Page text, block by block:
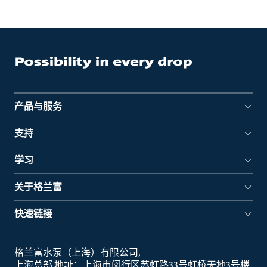
产品与服务
支持
学习
关于格兰富
快速链接
格兰富水泵（上海）有限公司